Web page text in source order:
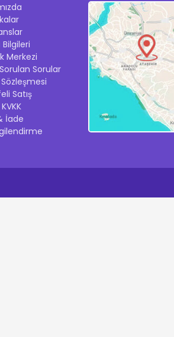
Merkezi
Sorular
Satış
İade